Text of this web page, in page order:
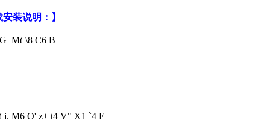
装说明：】
M( \8 C6 B
j. M6 O' z+ t4 V" X1 `4 E